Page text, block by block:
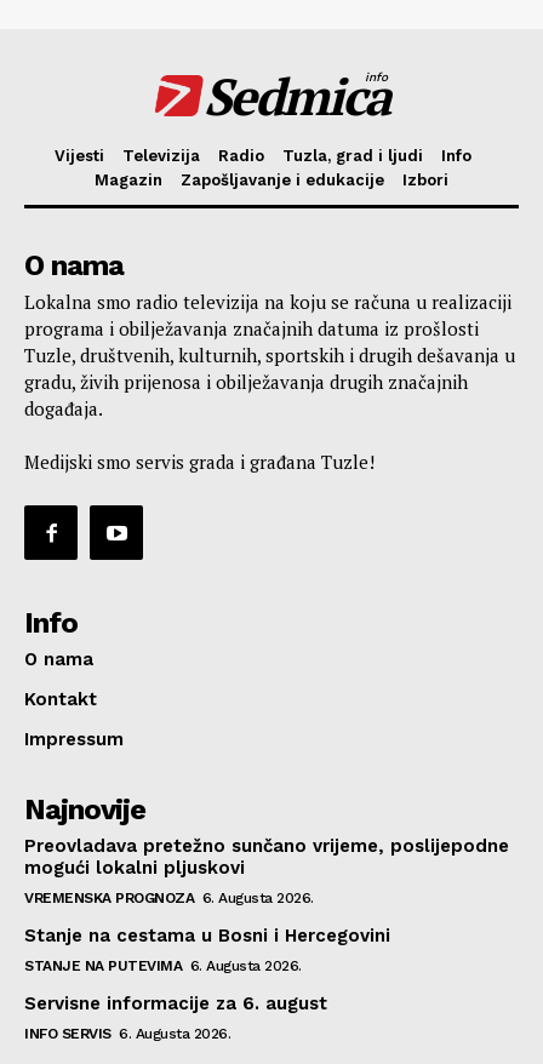
Sedmica
info
Vijesti Televizija Radio Tuzla, grad i ljudi
Info
Magazin
Zapošljavanje i edukacije Izbori
O nama
Lokalna smo radio televizija na koju se računa u realizaciji
programa i obilježavanja značajnih datuma iz prošlosti
Tuzle, društvenih, kulturnih, sportskih i drugih dešavanja u
gradu, živih prijenosa i obilježavanja drugih značajnih
događaja.
Medijski smo servis grada i građana Tuzle!
Info
O nama
Kontakt
Impressum
Najnovije
Preovladava pretežno sunčano vrijeme, poslijepodne
mogući lokalni pljuskovi
VREMENSKA PROGNOZA 6. Augusta 2026.
Stanje na cestama u Bosni i Hercegovini
STANJE NA PUTEVIMA 6. Augusta 2026.
Servisne informacije za 6. august
INFO SERVIS 6. Augusta 2026.